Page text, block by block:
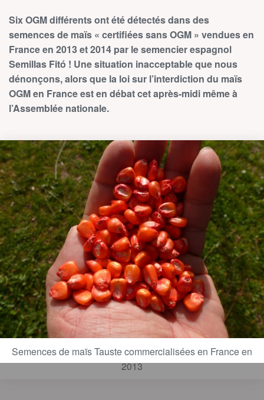
Six OGM différents ont été détectés dans des
semences de maïs « certifiées sans OGM » vendues en
France en 2013 et 2014 par le semencier espagnol
Semillas Fitó ! Une situation inacceptable que nous
dénonçons, alors que la loi sur l’interdiction du maïs
OGM en France est en débat cet après-midi même à
l’Assemblée nationale.
Semences de maïs Tauste commercialisées en France en
2013